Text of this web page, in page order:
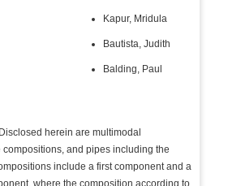
Kapur, Mridula
Bautista, Judith
Balding, Paul
herein are multimodal
compositions, and pipes including the
include a first component and a
where the composition according to